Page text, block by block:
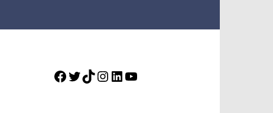
Facebook
Twitter
TikTok
Instagram
LinkedIn
YouTube